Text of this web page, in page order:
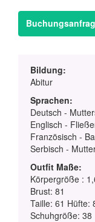
Bildung:
Abitur
Sprachen:
Deutsch -
Englisch -
Französisch -
Serbisch -
Outfit Maße:
Körpergröße :
Brust: 81
Taille: 61 Hüfte:
Schuhgröße: 38